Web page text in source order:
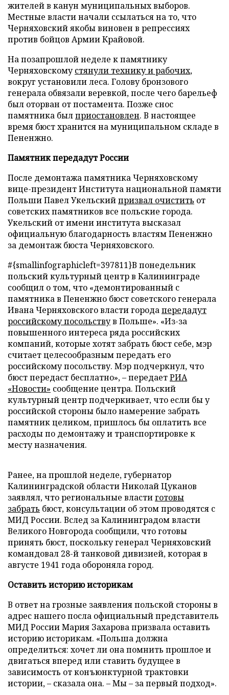
жителей в канун муниципальных выборов.
Местные власти начали ссылаться на то, что
Черняховский якобы виновен в репрессиях
против бойцов Армии Крайовой.
На позапрошлой неделе к памятнику
Черняховскомустянули технику и рабочих,
вокруг установили леса. Голову бронзового
генерала обвязали веревкой, после чего барельеф
был оторван от постамента. Позже снос
памятника былприостановлен. В настоящее
время бюст хранится на муниципальном складе в
Пененжно.
Памятник передадут России
После демонтажа памятника Черняховскому
вице-президент Института национальной памяти
Польши Павел Укельскийпризвал очистить от
советских памятников все польские города.
Укельский от имени института высказал
официальную благодарность властям Пененжно
за демонтаж бюста Черняховского.
#{smallinfographicleft=397811}В понедельник
польский культурный центр в Калининграде
сообщил о том, что «демонтированный с
памятника в Пененжно бюст советского генерала
Ивана Черняховского власти городапередадут
российскому посольствув Польше». «Из-за
повышенного интереса ряда российских
компаний, которые хотят забрать бюст себе, мэр
считает целесообразным передать его
российскому посольству. Мэр подчеркнул, что
бюст передаст бесплатно», – передаетРИА
«Новости» сообщение центра. Польский
культурный центр подчеркивает, что если бы у
российской стороны было намерение забрать
памятник целиком, пришлось бы оплатить все
расходы по демонтажу и транспортировке к
месту назначения.
Ранее, на прошлой неделе, губернатор
Калининградской области Николай Цуканов
заявлял, что региональные властиготовы
забрать бюст, консультации об этом проводятся с
МИД России. Вслед за Калининградом власти
Великого Новгорода сообщили, что готовы
принять бюст, поскольку генерал Черняховский
командовал 28-й танковой дивизией, которая в
августе 1941 года обороняла город.
Оставить историю историкам
В ответ на грозные заявления польской стороны в
адрес нашего посла официальный представитель
МИД России Мария Захарова призвала оставить
историю историкам. «Польша должна
определиться: хочет ли она помнить прошлое и
двигаться вперед или ставить будущее в
зависимость от конъюнктурной трактовки
истории, – сказала она. – Мы – за первый подход».